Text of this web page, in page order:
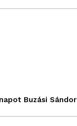
Buzási Sándor